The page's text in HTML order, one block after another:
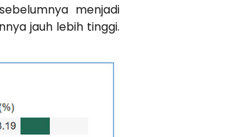
menjadi
jauh lebih tinggi.